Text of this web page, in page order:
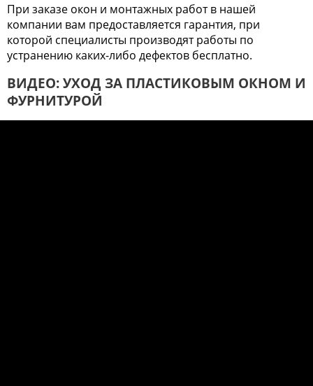
При заказе окон и монтажных работ в нашей
компании вам предоставляется гарантия, при
которой специалисты производят работы по
устранению каких-либо дефектов бесплатно.
ВИДЕО: УХОД ЗА ПЛАСТИКОВЫМ ОКНОМ И
ФУРНИТУРОЙ